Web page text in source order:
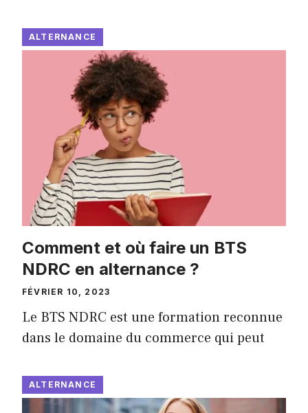
ALTERNANCE
Comment et où faire un BTS
NDRC en alternance ?
FÉVRIER 10, 2023
Le BTS NDRC est une formation reconnue
dans le domaine du commerce qui peut
ALTERNANCE